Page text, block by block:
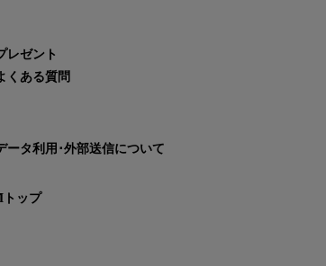
レゼント
くある質問
ータ利用･外部送信について
ップ